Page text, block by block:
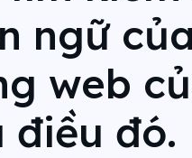
ngữ
web
điều đó.